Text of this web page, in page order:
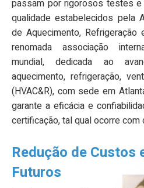
passam por rigorosos testes
qualidade estabelecidos pela
de Aquecimento,
renomada associação
mundial, dedicada ao
aquecimento, refrigeração,
(HVAC&R), com sede em
garante a eficácia e
certificação, tal qual ocorre com
Redução de Custos
Futuros